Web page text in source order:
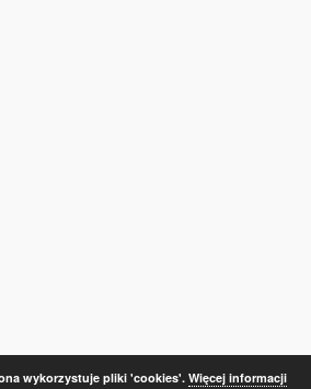
wykorzystuje pliki 'cookies'. Więcej informacji